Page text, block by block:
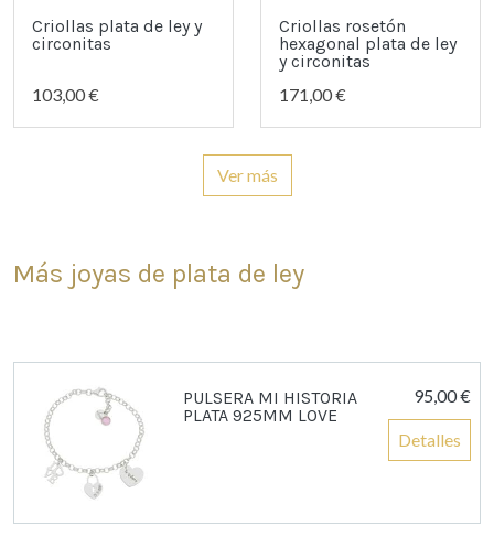
Criollas plata de ley y
circonitas
103,00 €
Criollas rosetón
hexagonal plata de ley
y circonitas
171,00 €
Ver más
Más joyas de plata de ley
PULSERA MI HISTORIA
PLATA 925MM LOVE
95,00 €
Detalles